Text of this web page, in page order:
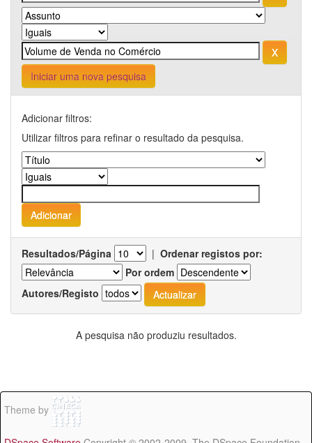
Iniciar uma nova pesquisa
Adicionar filtros:
Utilizar filtros para refinar o resultado da pesquisa.
Resultados/Página | Ordenar registos por:
Por ordem
Autores/Registo
A pesquisa não produziu resultados.
Theme by